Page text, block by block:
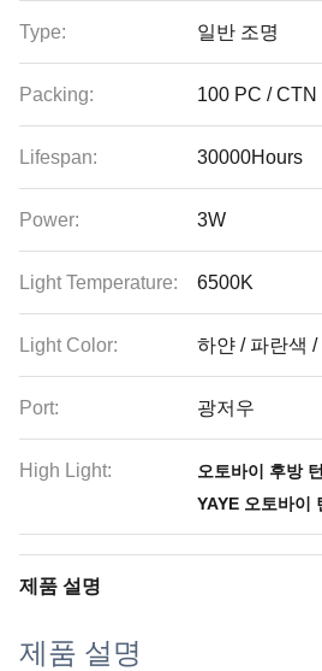
Type: 일반 조명
Packing: 100 PC / CTN
Lifespan: 30000Hours
Power: 3W
Light Temperature: 6500K
Light Color: 하얀 / 파란색 /
Port: 광저우
High Light: 오토바이 후방
YAYE 오토바이
제품 설명
제품 설명